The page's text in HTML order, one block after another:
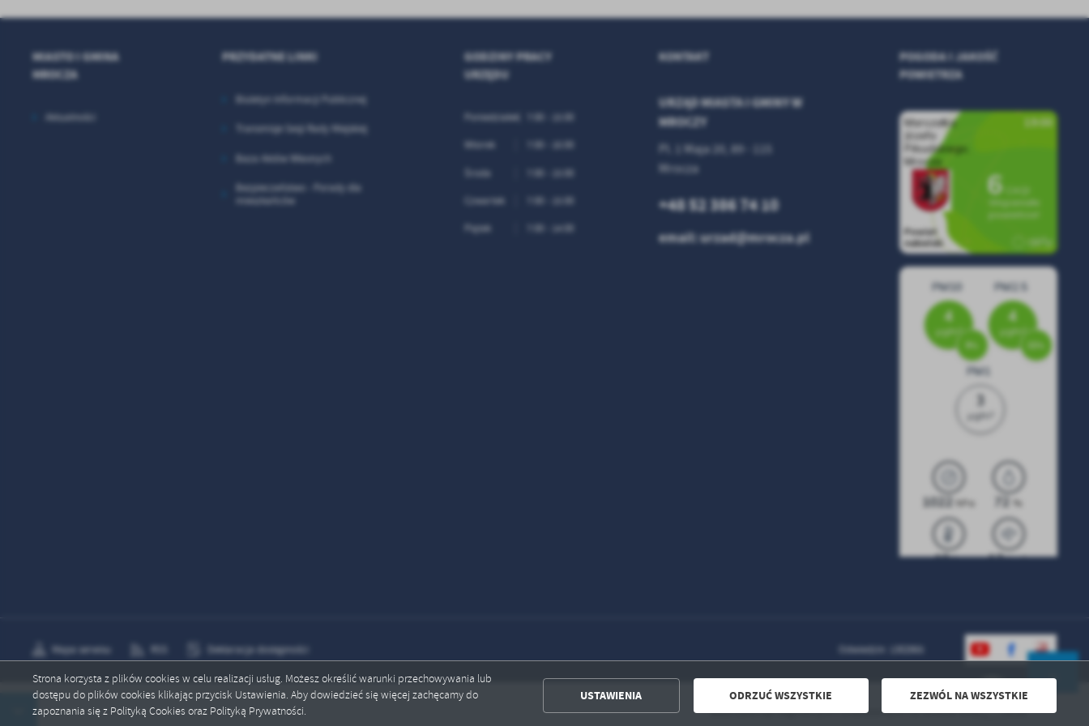
Strona korzysta z plików cookies w celu realizacji usług. Możesz określić warunki przechowywania lub
dostępu do plików cookies klikając przycisk Ustawienia. Aby dowiedzieć się więcej zachęcamy do
zapoznania się z Polityką Cookies oraz Polityką Prywatności.
USTAWIENIA ODRZUĆ WSZYSTKIE ZEZWÓL NA WSZYSTKIE
MIASTO I GMINA
MROCZA
Aktualności
PRZYDATNE LINKI
Biuletyn Informacji Publicznej
Transmisje Sesji Rady Miejskiej
Baza Aktów Własnych
Bezpieczeństwo - Porady dla
mieszkańców
GODZINY PRACY
URZĘDU
Poniedziałek
Wtorek
Środa 7:00 - 15:00
Czwartek
Piątek 7:00 - 14:00
KONTAKT
URZĄD MIASTA I GMINY W
MROCZY
Pl. 1 Maja 20, 89 - 115
Mrocza
+48 52 386 74 10
email: urzad@mrocza.pl
POGODA I JAKOŚĆ
POWIETRZA
Mapa serwisu Deklaracja dostępności Odwiedzin: 1302865
Copyright by mrocza.pl Powered by 2ClickPortal® - Portale nowej generacji
DO GÓRY
Baza zwierząt zaginionych i znalezionych na terenie Gminy Mrocza